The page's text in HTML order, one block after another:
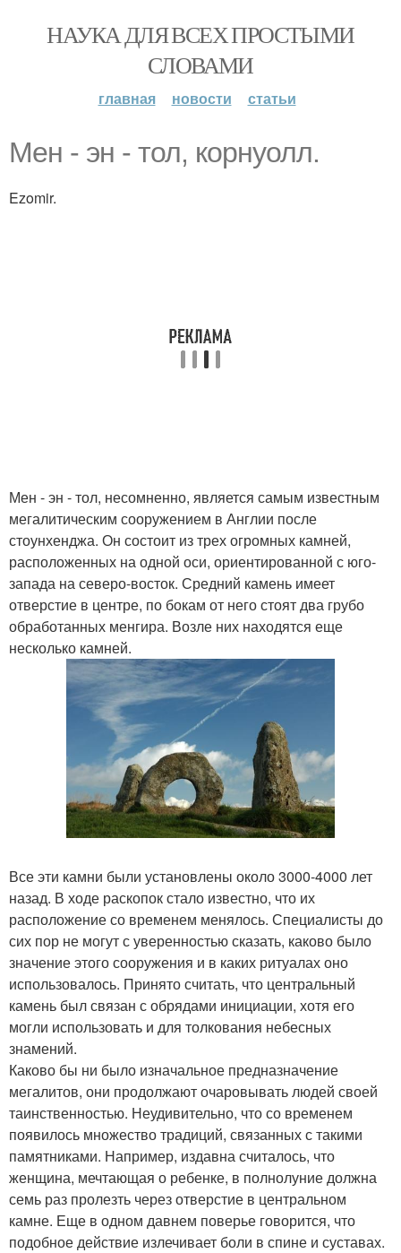
НАУКА ДЛЯ ВСЕХ ПРОСТЫМИ
СЛОВАМИ
главная новости статьи
Мен - эн - тол, корнуолл.
Ezomir.
Мен - эн - тол, несомненно, является самым известным
мегалитическим сооружением в Англии после
стоунхенджа. Он состоит из трех огромных камней,
расположенных на одной оси, ориентированной с юго-
запада на северо-восток. Средний камень имеет
отверстие в центре, по бокам от него стоят два грубо
обработанных менгира. Возле них находятся еще
несколько камней.
Все эти камни были установлены около 3000-4000 лет
назад. В ходе раскопок стало известно, что их
расположение со временем менялось. Специалисты до
сих пор не могут с уверенностью сказать, каково было
значение этого сооружения и в каких ритуалах оно
использовалось. Принято считать, что центральный
камень был связан с обрядами инициации, хотя его
могли использовать и для толкования небесных
знамений.
Каково бы ни было изначальное предназначение
мегалитов, они продолжают очаровывать людей своей
таинственностью. Неудивительно, что со временем
появилось множество традиций, связанных с такими
памятниками. Например, издавна считалось, что
женщина, мечтающая о ребенке, в полнолуние должна
семь раз пролезть через отверстие в центральном
камне. Еще в одном давнем поверье говорится, что
подобное действие излечивает боли в спине и суставах.